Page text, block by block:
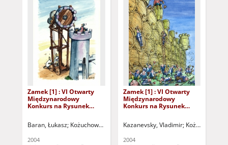
Zamek [1] : VI Otwarty
Międzynarodowy
Konkurs na Rysunek
Baran, Łukasz Kożuchowski Ośrodek Kultury i Sportu "Zamek"
2004
Zamek [1] : VI Otwarty
Międzynarodowy
Konkurs na Rysunek
Kazanevsky, Vladimir Kożuchowski
2004